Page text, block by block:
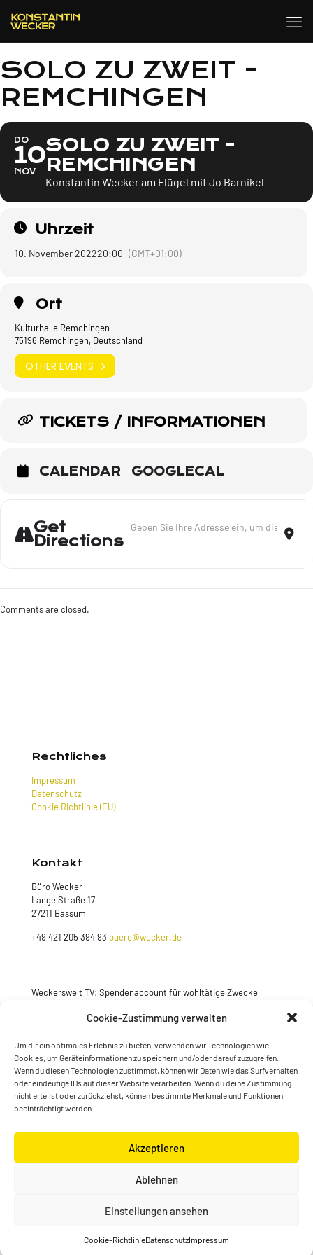
Cookie-Zustimmung verwalten
Um dir ein optimales Erlebnis zu bieten, verwenden wir Technologien wie
Cookies, um Geräteinformationen zu speichern und/oder darauf zuzugreifen.
Wenn du diesen Technologien zustimmst, können wir Daten wie das Surfverhalten
oder eindeutige IDs auf dieser Website verarbeiten. Wenn du deine Zustimmung
nicht erteilst oder zurückziehst, können bestimmte Merkmale und Funktionen
beeinträchtigt werden.
Akzeptieren
Ablehnen
Einstellungen ansehen
Cookie-RichtlinieDatenschutzImpressum
SOLO ZU ZWEIT -
REMCHINGEN
DO
10
NOV
SOLO ZU ZWEIT -
REMCHINGEN
Konstantin Wecker am Flügel mit Jo Barnikel
Uhrzeit
10. November 202220:00 (GMT+01:00)
Ort
Kulturhalle Remchingen
75196 Remchingen, Deutschland
OTHER EVENTS
TICKETS / INFORMATIONEN
CALENDAR GOOGLECAL
Get
Directions
Comments are closed.
Rechtliches
Impressum
Datenschutz
Cookie Richtlinie (EU)
Kontakt
Büro Wecker
Lange Straße 17
27211 Bassum
+49 421 205 394 93 buero@wecker.de
Weckerswelt TV: Spendenaccount für wohltätige Zwecke
Jetzt spenden
© Konstantin Wecker | gestaltet von